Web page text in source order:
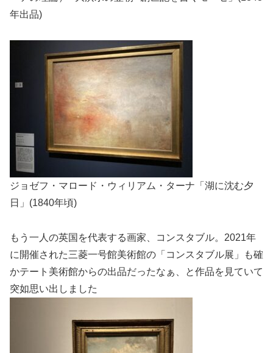
年出品)
ジョゼフ・マロード・ウィリアム・ターナ「湖に沈む夕
日」(1840年頃)
もう一人の英国を代表する画家、コンスタブル。2021年
に開催された三菱一号館美術館の「コンスタブル展」も確
かテート美術館からの出品だったなぁ、と作品を見ていて
突如思い出しました